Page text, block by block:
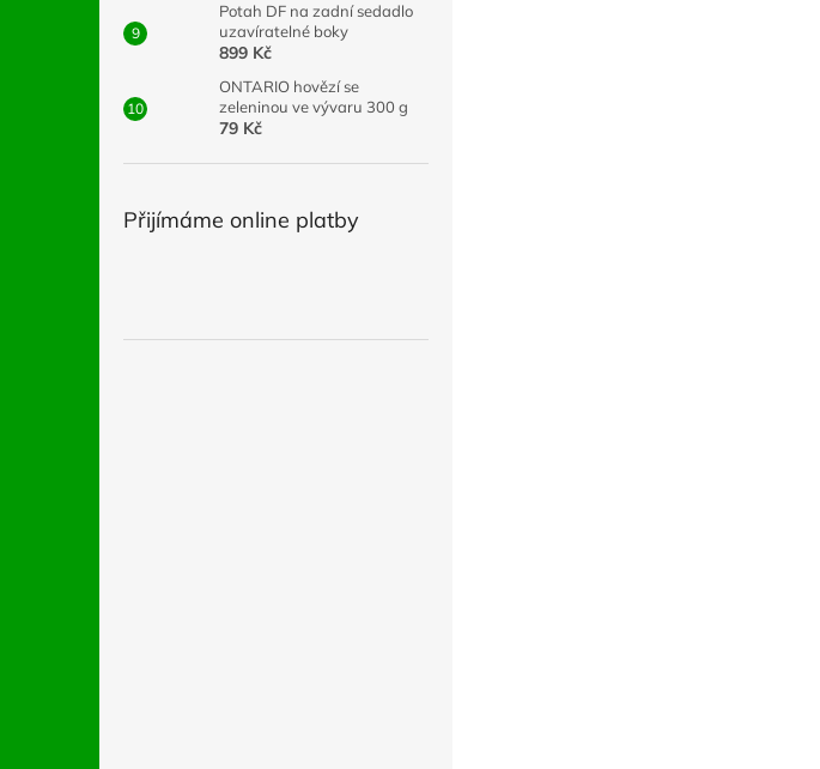
Potah DF na zadní sedadlo
uzavíratelné boky
899 Kč
ONTARIO hovězí se
zeleninou ve vývaru 300 g
79 Kč
Přijímáme online platby